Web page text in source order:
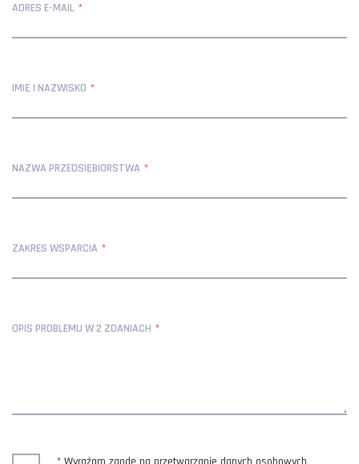
ADRES E-MAIL
IMIĘ I NAZWISKO
NAZWA PRZEDSIĘBIORSTWA
ZAKRES WSPARCIA
OPIS PROBLEMU W 2 ZDANIACH